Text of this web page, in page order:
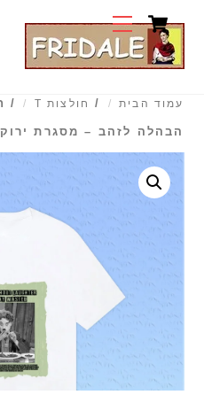
content
MenuCart
עמוד הבית / חולצות T /
הבהלה לזהב – מסגרת